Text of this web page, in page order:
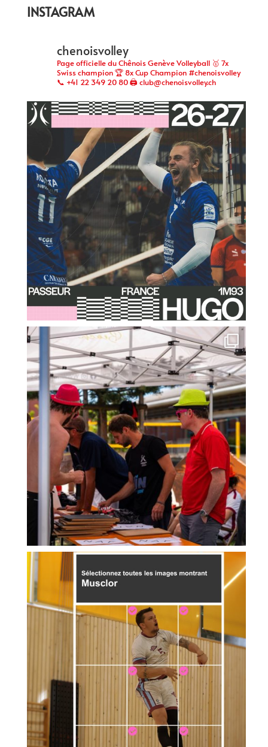
INSTAGRAM
chenoisvolley
Page officielle du Chênois Genève Volleyball 🥇 7x
Swiss champion 🏆 8x Cup Champion #chenoisvolley
📞 +41 22 349 20 80 🖨 club@chenoisvolley.ch